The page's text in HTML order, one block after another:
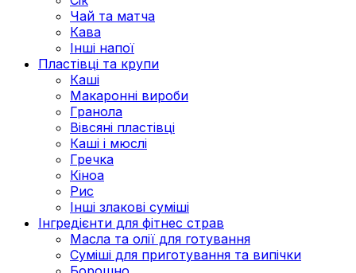
Чай та матча
Кава
Інші напої
Пластівці та крупи
Каші
Макаронні вироби
Гранола
Вівсяні пластівці
Каші і мюслі
Гречка
Кіноа
Рис
Інші злакові суміші
Інгредієнти для фітнес страв
Масла та олії для готування
Суміші для приготування та випічки